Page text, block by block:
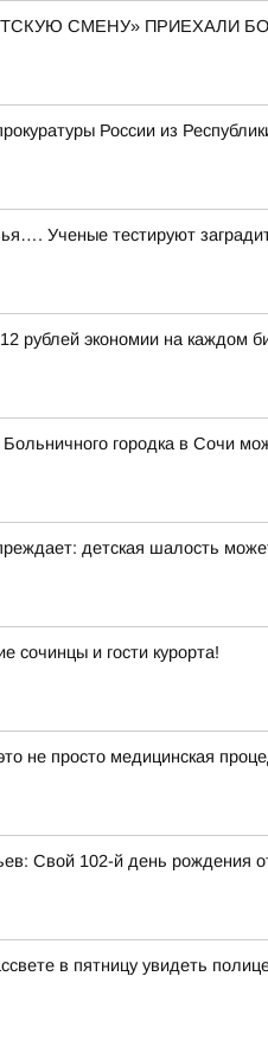
СМЕНУ» ПРИЕХАЛИ
России из
Ученые тестируют
рублей экономии на каждом
городка в Сочи
детская шалость
сочинцы и гости курорта!
не просто медицинская
Свой 102-й день рождения
в пятницу увидеть